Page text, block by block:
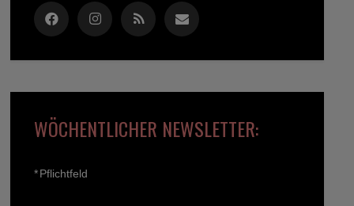
WÖCHENTLICHER NEWSLETTER:
*Pflichtfeld